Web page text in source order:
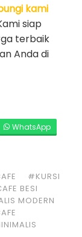
kami
siap
terbaik
Anda di
WhatsApp
#KURSI
BESI
MODERN